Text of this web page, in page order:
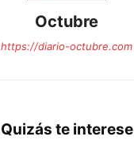
Octubre
https://diario-octubre.com
Quizás te interese